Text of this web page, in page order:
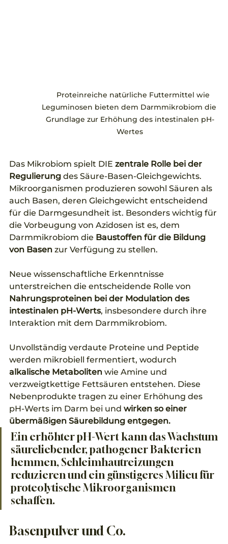
Leguminosen bieten dem Darmmikrobiom die
Grundlage zur Erhöhung des intestinalen pH-
Wertes
Das Mikrobiom spielt DIE zentrale Rolle bei der
Regulierung des Säure-Basen-Gleichgewichts.
Mikroorganismen produzieren sowohl Säuren als
auch Basen, deren Gleichgewicht entscheidend
für die Darmgesundheit ist. Besonders wichtig für
die Vorbeugung von Azidosen ist es, dem
Darmmikrobiom die Baustoffen für die Bildung
von Basen zur Verfügung zu stellen.
Neue wissenschaftliche Erkenntnisse
unterstreichen die entscheidende Rolle von
Nahrungsproteinen bei der Modulation des
intestinalen pH-Werts, insbesondere durch ihre
Interaktion mit dem Darmmikrobiom.
Unvollständig verdaute Proteine und Peptide
werden mikrobiell fermentiert, wodurch
alkalische Metaboliten wie Amine und
verzweigtkettige Fettsäuren entstehen. Diese
Nebenprodukte tragen zu einer Erhöhung des
pH-Werts im Darm bei und wirken so einer
übermäßigen Säurebildung entgegen.
Ein erhöhter pH-Wert kann das Wachstum
säureliebender, pathogener Bakterien
hemmen, Schleimhautreizungen
reduzieren und ein günstigeres Milieu für
proteolytische Mikroorganismen
schaffen.
Basenpulver und Co.